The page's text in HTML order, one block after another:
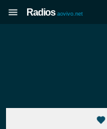
Radios aovivo.net